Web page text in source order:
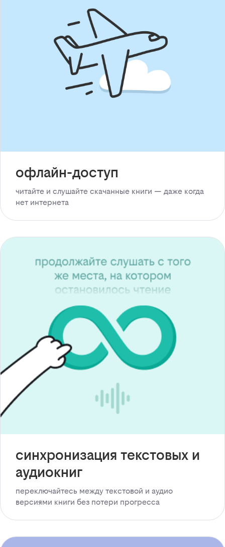
офлайн-доступ
читайте и слушайте скачанные книги — даже когда
нет интернета
синхронизация текстовых и
аудиокниг
переключайтесь между текстовой и аудио
версиями книги без потери прогресса